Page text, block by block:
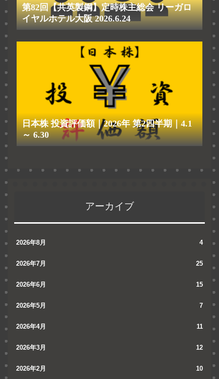
第82回【共英製鋼】定時株主総会 リーガロ
イヤルホテル大阪 2026.6.24
日本株 投資評価額｜2026年 第2四半期｜4.1
～ 6.30
アーカイブ
2026年8月 4
2026年7月 25
2026年6月 15
2026年5月 7
2026年4月 11
2026年3月 12
2026年2月 10